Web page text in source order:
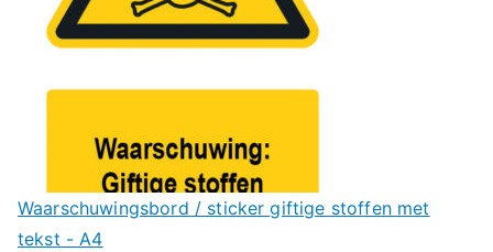
Waarschuwingsbord / sticker giftige stoffen met
tekst - A4